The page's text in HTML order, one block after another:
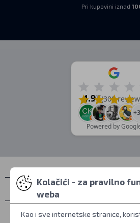
Pri kupovini iznad
4.9/5(309
Powered by
Kontakti
Osobno preuzimanje
Kolačići - za pravilno
weba
Kao i sve internetske stranice,